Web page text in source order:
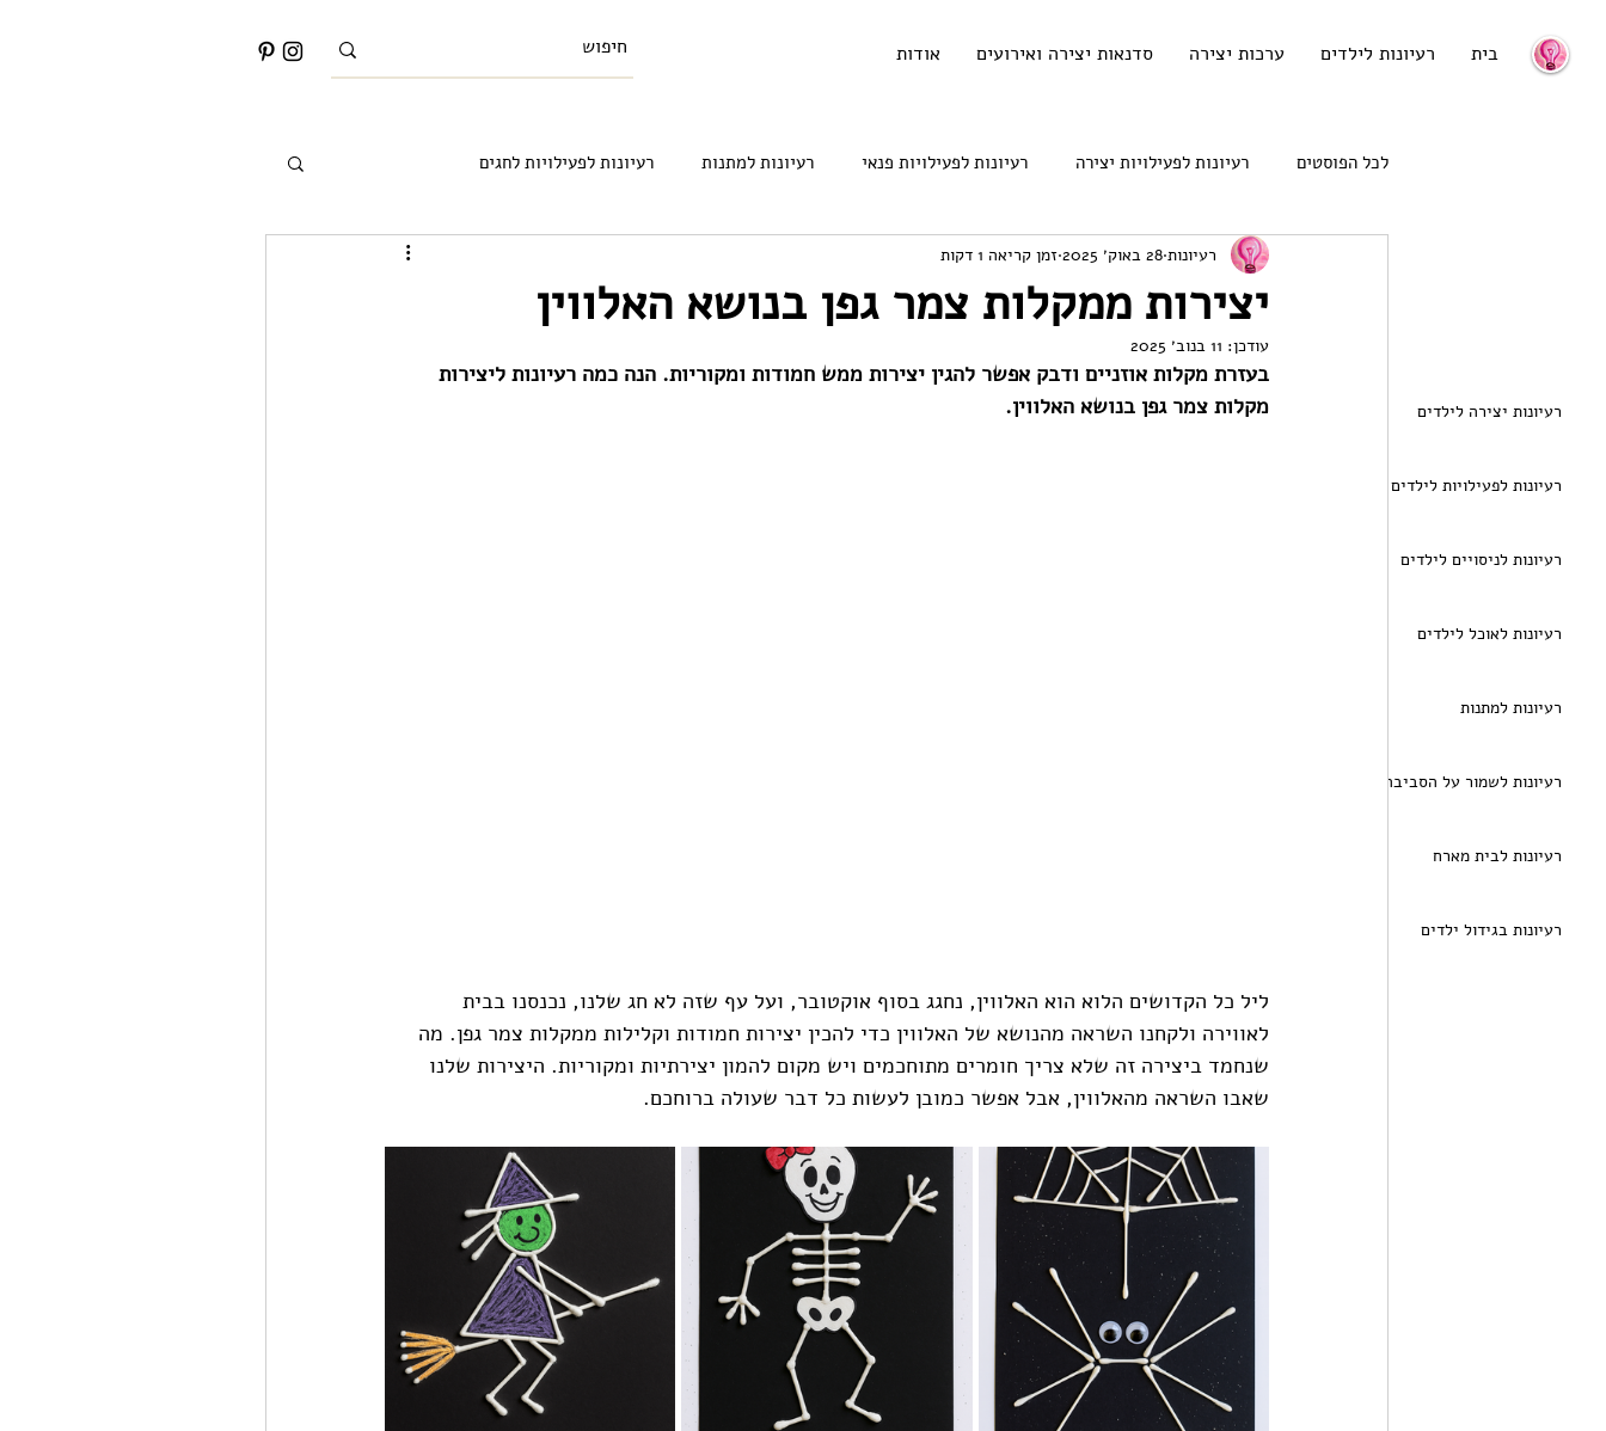
בית רעיונות לילדים ערכות יצירה סדנאות יצירה ואירועים אודות
רעיונות יצירה לילדים
רעיונות לפעילויות לילדים
רעיונות לניסויים לילדים
רעיונות לאוכל לילדים
רעיונות למתנות
רעיונות לשמור על הסביבה
רעיונות לבית מארח
רעיונות בגידול ילדים
לכל הפוסטים רעיונות לפעילויות יצירה רעיונות לפעילויות פנאי רעיונות למתנות רעיונות לפעילויות לחגים
רעיונות לגיוון האוכל רעיונות לניסויים רעיונות איך להיות יותר סביבתיים רעיונות לאמבטיה
יצירות ממקלות צמר גפן בנושא האלווין
רעיונות 28 באוק׳ 2025 זמן קריאה 1 דקות
עודכן: 11 בנוב׳ 2025
בעזרת מקלות אוזניים ודבק אפשר להגין יצירות ממש חמודות ומקוריות. הנה כמה רעיונות ליצירות
מקלות צמר גפן בנושא האלווין.
ליל כל הקדושים הלוא הוא האלווין, נחגג בסוף אוקטובר, ועל עף שזה לא חג שלנו, נכנסנו בבית
לאווירה ולקחנו השראה מהנושא של האלווין כדי להכין יצירות חמודות וקלילות ממקלות צמר גפן. מה
שנחמד ביצירה זה שלא צריך חומרים מתוחכמים ויש מקום להמון יצירתיות ומקוריות. היצירות שלנו
שאבו השראה מהאלווין, אבל אפשר כמובן לעשות כל דבר שעולה ברוחכם.